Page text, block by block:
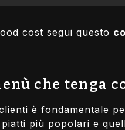
cost segui questo
che tenga
è fondamentale
più popolari e